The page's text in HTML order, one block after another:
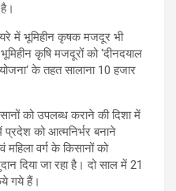
में भूमिहीन कृषक मजदूर भी
कृषि मजदूरों को ‘दीनदयाल
के तहत सालाना 10 हजार
को उपलब्ध कराने की दिशा में
प्रदेश को आत्मनिर्भर बनाने
वर्ग के किसानों को
दिया जा रहा है। दो साल में 21
गये हैं।